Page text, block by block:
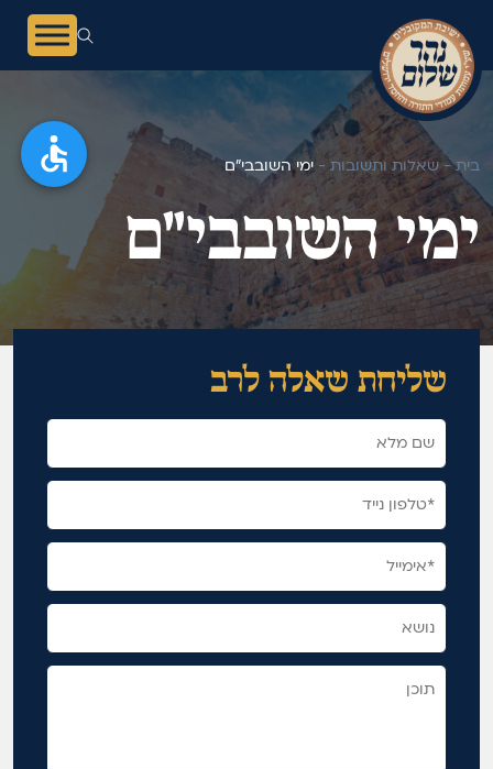
בית -שאלות ותשובות - ימי השובבי"ם
ימי השובבי"ם
מאגר תשובות
שליחת שאלה לרב